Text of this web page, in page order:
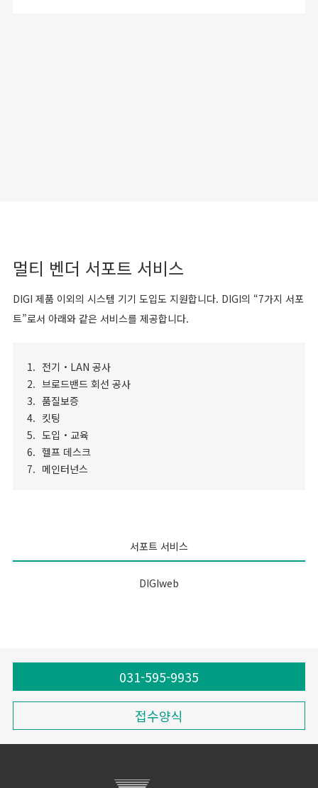
멀티 벤더 서포트 서비스
DIGI 제품 이외의 시스템 기기 도입도 지원합니다. DIGI의 “7가지 서포
트”로서 아래와 같은 서비스를 제공합니다.
전기・LAN 공사
브로드밴드 회선 공사
품질보증
킷팅
도입・교육
헬프 데스크
메인터넌스
서포트 서비스
DIGIweb
031-595-9935
접수양식